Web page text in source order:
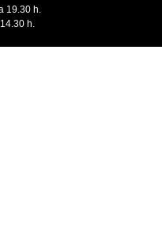
19.30 h.
h.